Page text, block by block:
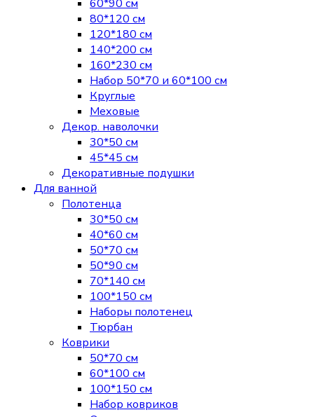
60*90 см
80*120 см
120*180 см
140*200 см
160*230 см
Набор 50*70 и 60*100 см
Круглые
Меховые
Декор. наволочки
30*50 см
45*45 см
Декоративные подушки
Для ванной
Полотенца
30*50 см
40*60 см
50*70 см
50*90 см
70*140 см
100*150 см
Наборы полотенец
Тюрбан
Коврики
50*70 см
60*100 см
100*150 см
Набор ковриков